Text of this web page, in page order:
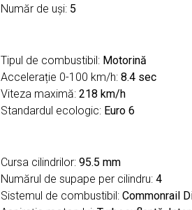
Număr de uşi: 5
Tipul de combustibil: Motorină
Accelerație 0-100 km/h:8.4 sec
Viteza maximă:218 km/h
Standardul ecologic: Euro 6
Cursa cilindrilor:95.5 mm
Numărul de supape per cilindru:4
Sistemul de combustibil:Commonrail